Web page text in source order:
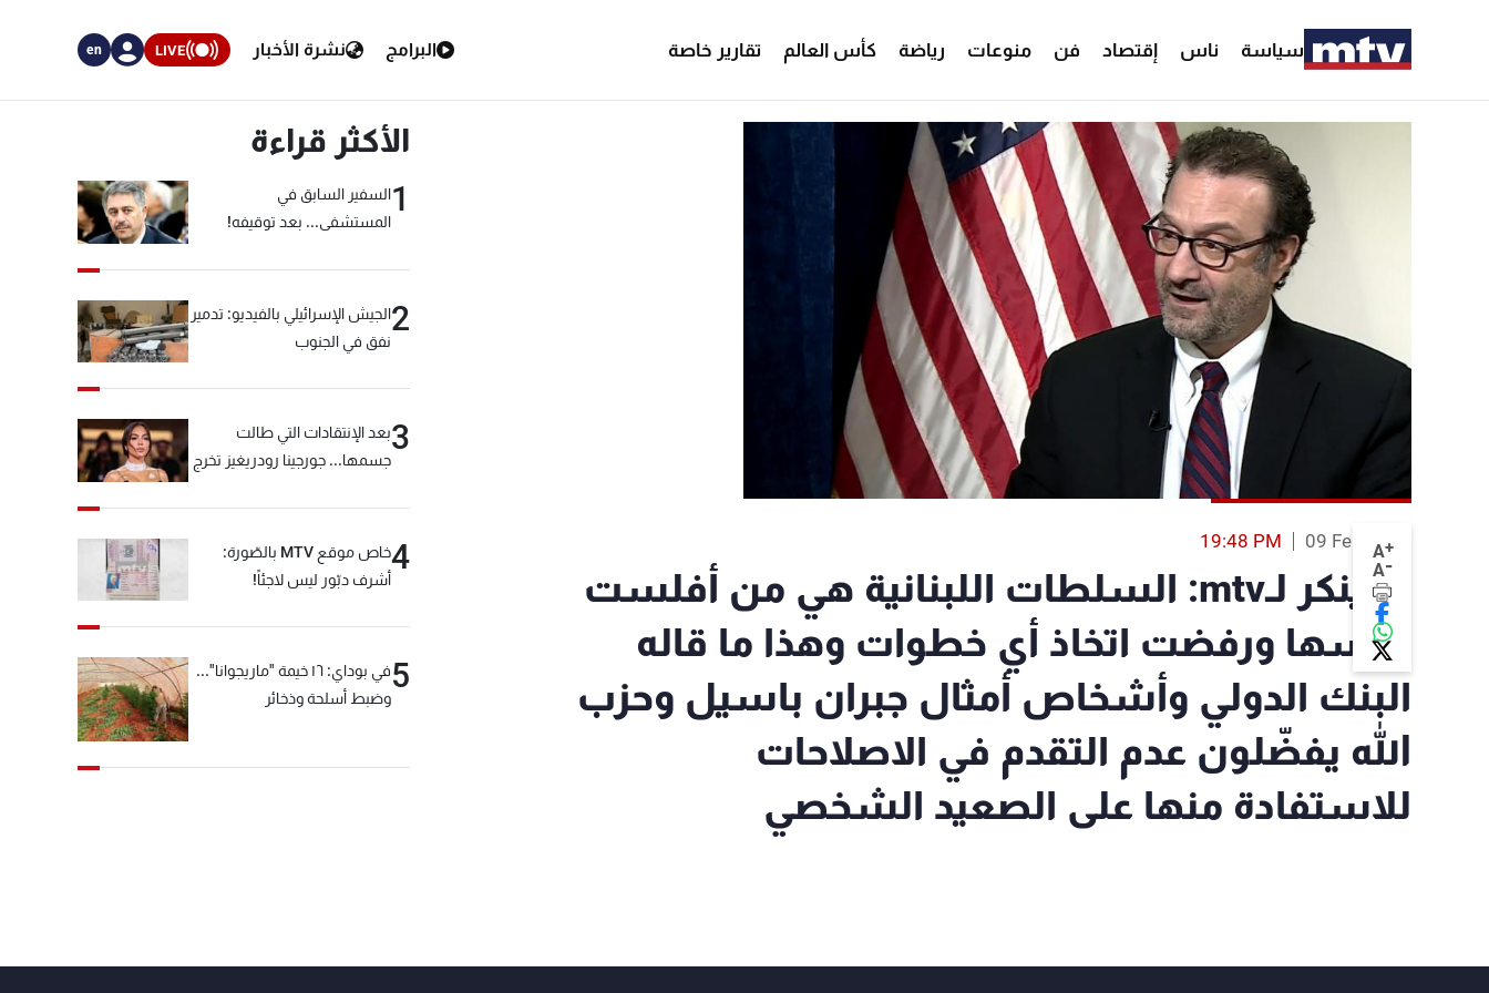
سياسة ناس إقتصاد فن منوعات رياضة كأس العالم تقارير خاصة البرامج نشرة الأخبار LIVE
en
A+
A-
09 Feb 2022
19:48 PM
شينكر لـmtv: السلطات اللبنانية هي من أفلست
نفسها ورفضت اتخاذ أي خطوات وهذا ما قاله
البنك الدولي وأشخاص أمثال جبران باسيل وحزب
الله يفضّلون عدم التقدم في الاصلاحات
للاستفادة منها على الصعيد الشخصي
الأكثر قراءة
1السفير السابق في
المستشفى... بعد توقيفه!
2الجيش الإسرائيلي بالفيديو: تدمير
نفق في الجنوب
3بعد الإنتقادات التي طالت
جسمها... جورجينا رودريغيز تخرج
4
خاص موقع MTV بالصّورة:
أشرف دبّور ليس لاجئاً!
5
في بوداي: ١٦ خيمة "ماريجوانا"...
وضبط أسلحة وذخائر